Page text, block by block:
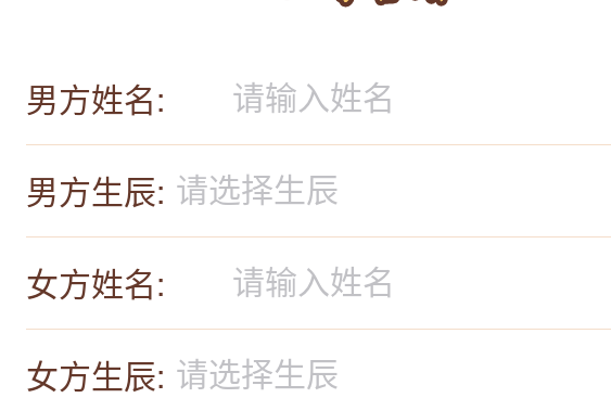
男方姓名:
男方生辰:
女方姓名:
女方生辰: